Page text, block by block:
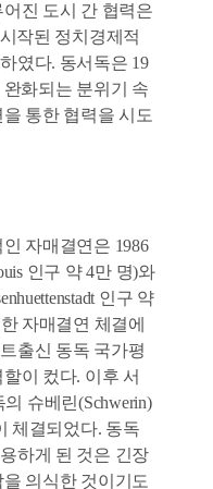
진 도시 간 협력은
작된 정치경제적
였다. 동서독은 19
화되는 분위기 속
통한 협력을 시도
자매결연은 1986
인구 약 4만 명)와
인구 약
자매결연 체결에
출신 동독 국가평
이 컸다. 이후 서
슈베린(Schwerin)
체결되었다. 동독
하게 된 것은 긴장
의식한 것이기도